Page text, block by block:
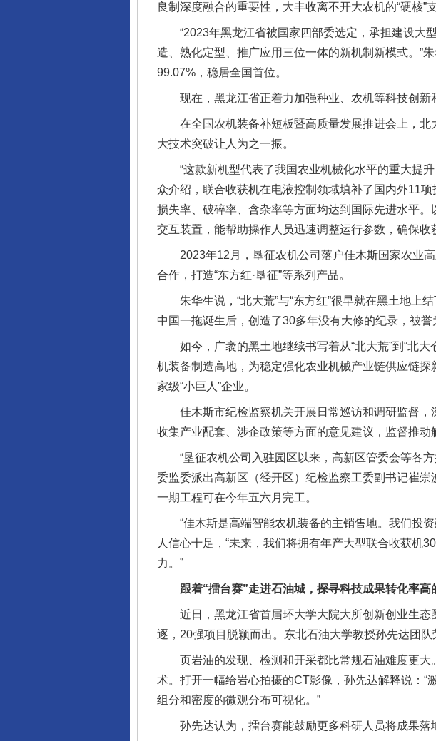
良制深度融合的重要性，大丰收离不开大农机的“硬核”支
“2023年黑龙江省被国家四部委选定，承担建设大
造、熟化定型、推广应用三位一体的新机制新模式。”
99.07%，稳居全国首位。
现在，黑龙江省正着力加强种业、农机等科技创新
在全国农机装备补短板暨高质量发展推进会上，北
大技术突破让人为之一振。
“这款新机型代表了我国农业机械化水平的重大提升
众介绍，联合收获机在电液控制领域填补了国内外11
损失率、破碎率、含杂率等方面均达到国际先进水平
交互装置，能帮助操作人员迅速调整运行参数，确保收
2023年12月，垦征农机公司落户佳木斯国家农业高
合作，打造“东方红·垦征”等系列产品。
朱华生说，“北大荒”与“东方红”很早就在黑土地上
中国一拖诞生后，创造了30多年没有大修的纪录，被誉
如今，广袤的黑土地继续书写着从“北大荒”到“北大
机装备制造高地，为稳定强化农业机械产业链供应链
家级“小巨人”企业。
佳木斯市纪检监察机关开展日常巡访和调研监督，
收集产业配套、涉企政策等方面的意见建议，监督推动
“垦征农机公司入驻园区以来，高新区管委会等各方
委监委派出高新区（经开区）纪检监察工委副书记崔
一期工程可在今年五六月完工。
“佳木斯是高端智能农机装备的主销售地。我们投资
人信心十足，“未来，我们将拥有年产大型联合收获机
力。”
跟着“擂台赛”走进石油城，探寻科技成果转化率高
近日，黑龙江省首届环大学大院大所创新创业生态
逐，20强项目脱颖而出。东北石油大学教授孙先达团队
页岩油的发现、检测和开采都比常规石油难度更大
术。打开一幅给岩心拍摄的CT影像，孙先达解释说：
组分和密度的微观分布可视化。”
孙先达认为，擂台赛能鼓励更多科研人员将成果落